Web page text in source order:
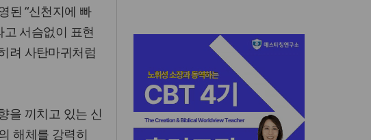
된 “신천지에 빠
고 서슴없이 표현
려 사탄마귀처럼
을 끼치고 있는 신
해체를 강력히